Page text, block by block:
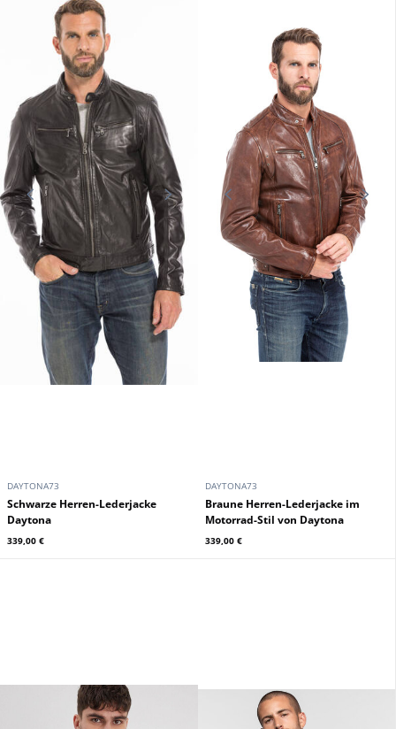
DAYTONA73
Schwarze Herren-Lederjacke
Daytona
339,00 €
DAYTONA73
Braune Herren-Lederjacke im
Motorrad-Stil von Daytona
339,00 €